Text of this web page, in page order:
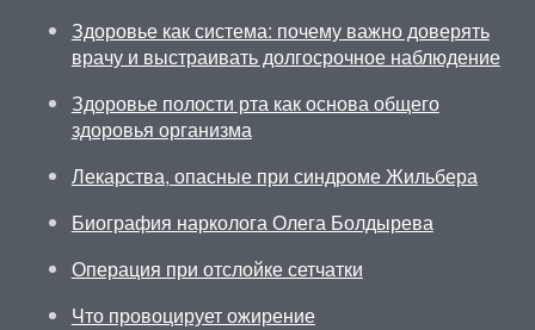
Здоровье как система: почему важно доверять
врачу и выстраивать долгосрочное наблюдение
Здоровье полости рта как основа общего
здоровья организма
Лекарства, опасные при синдроме Жильбера
Биография нарколога Олега Болдырева
Операция при отслойке сетчатки
Что провоцирует ожирение